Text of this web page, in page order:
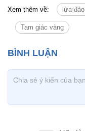
Xem thêm về: lừa đảo
Tam giác vàng